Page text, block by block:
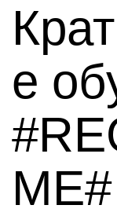
е
ME#